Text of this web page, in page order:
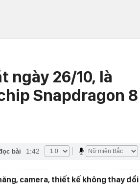
ngày 26/10, là
Snapdragon 8
bài 1:42
camera, thiết kế không thay đổi